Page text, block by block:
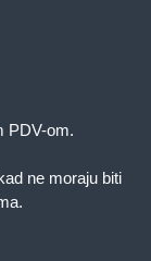
PDV-om.
ne moraju biti